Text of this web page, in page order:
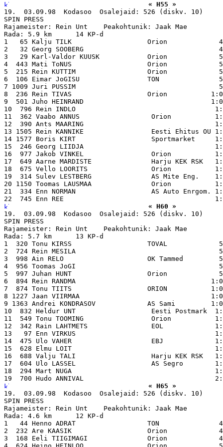
« H55 »
19.  03.09.98  Kodasoo  Osalejaid: 526 (diskv. 10)
SPIN PRESS
Rajameister: Rein Unt    Peakohtunik: Jaak Mae
Rada: 5.9 km      14 KP-d
1   65 Kalju TILK                   Orion
2   32 Georg SOOBERG
3   29 Karl-Valdor KUUSK            Orion
4  443 Mati ToNUS                   Orion
5  215 Rein KUTTIM                  Orion
6  106 Eimar JoGISU                 TON
7 1009 Juri PUSSIM
8  236 Rein TIVAS                   Orion
9  501 Juho HEINRAND
10  796 Rein INDLO
11  362 Vaabo ANNUS                  Orion
12  390 Ants MAARING
13 1505 Rein KANNIKE                 Eesti Ehitus OU
14 1577 Boris KIRT                   Sportmarket
15  246 Georg LIIDJA
16  977 Jakob VINKEL                 Orion
17  649 Aarne MARDISTE               Harju KEK RSK
18  675 Vello LOORITS                Orion
19  314 Sulev LESTBERG               AS Mite Eng.
20 1150 Toomas LAUSMAA               Orion
21  334 Enn NORMAN                   AS Auto Enrgom.
« H60 »
19.  03.09.98  Kodasoo  Osalejaid: 526 (diskv. 10)
SPIN PRESS
Rajameister: Rein Unt    Peakohtunik: Jaak Mae
Rada: 5.7 km      13 KP-d
1  320 Tonu KIRSS                   TOVAL
2  724 Rein MESILA
3  998 Ain RELO                     OK Tammed
4  956 Toomas JoGI
5  997 Juhan HUNT                   Orion
6  894 Rein RANDMA
7  874 Tonu TIITS                   ORION
8 1227 Jaan VIIRMAA
9 1363 Andrei KONDRASOV             AS Sami
10  832 Heldur UNT                   Eesti Postmark
11  549 Tonu TOOMING                 Orion
12  342 Rain LAHTMETS                EOL
13   97 Enn VIRKUS
14  475 Ulo VAHER                    EBJ
15  628 Elmu LOIT
16  688 Valju TALI                   Harju KEK RSK
17  604 Ulo LASSEL                   AS Segro
18  294 Mart NUGA
« H65 »
19.  03.09.98  Kodasoo  Osalejaid: 526 (diskv. 10)
SPIN PRESS
Rajameister: Rein Unt    Peakohtunik: Jaak Mae
Rada: 4.6 km      12 KP-d
1   44 Henno ADRAT                  TON
2  232 Are KAASIK                   Orion
3  168 Eeli TIIGIMAGI               Orion